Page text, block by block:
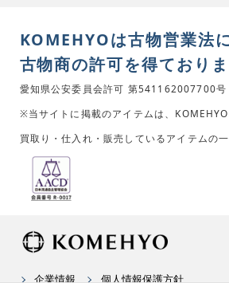
KOMEHYOは古物営業法
古物商の許可を得ておりま
愛知県公安委員会許可 第541162007700号
※当サイトに掲載のアイテムは、
買取り・仕入れ・販売しているアイテムの一
企業情報 個人情報保護方針